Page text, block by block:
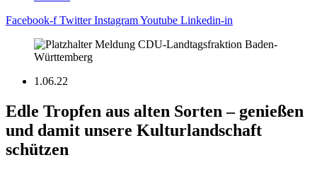
Facebook-f Twitter InstagramYoutube Linkedin-in
1.06.22
Edle Tropfen aus alten Sorten – genießen
und damit unsere Kulturlandschaft
schützen